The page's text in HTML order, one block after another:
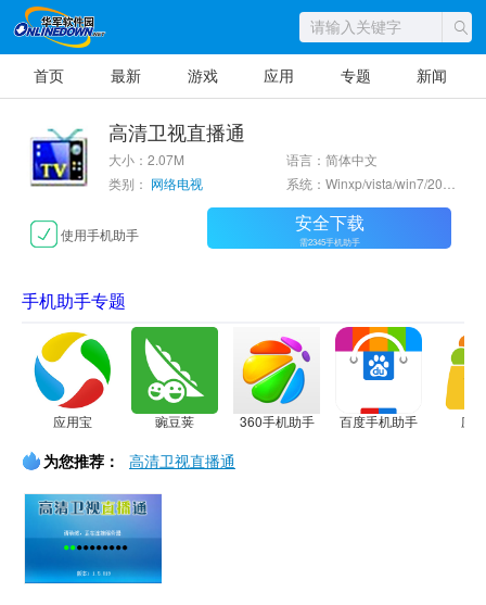
首页 最新 游戏 应用 专题 新闻
高清卫视直播通
大小：2.07M
语言：简体中文
类别： 网络电视
使用手机助手 安全下载
需2345手机助手
手机助手专题
应用宝 豌豆荚 360手机助手 百度手机助手 应
为您推荐： 高清卫视直播通